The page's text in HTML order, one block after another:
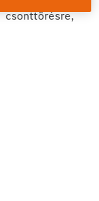
csonttörésre,